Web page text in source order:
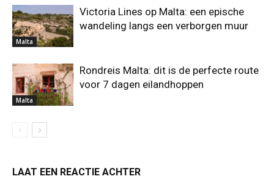
Malta
Victoria Lines op Malta: een epische
wandeling langs een verborgen muur
Malta
Rondreis Malta: dit is de perfecte route
voor 7 dagen eilandhoppen
LAAT EEN REACTIE ACHTER